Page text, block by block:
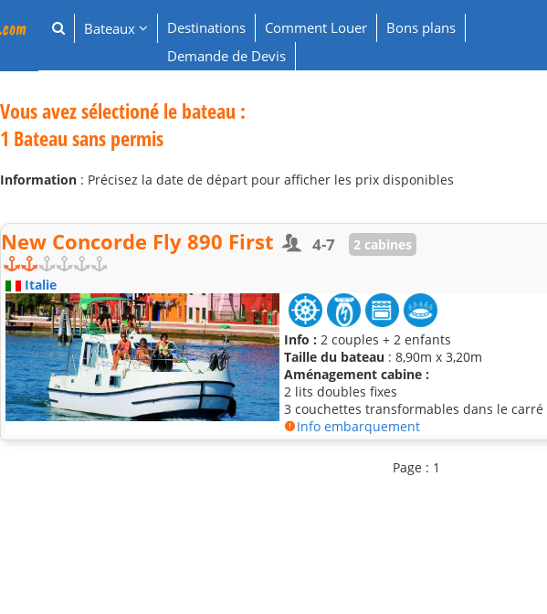
Bateaux Destinations Comment Louer
Bons plans
Demande de Devis
Vous avez sélectioné le bateau :
1 Bateau sans permis
Information : Précisez la date de départ pour afficher les prix disponibles
New Concorde Fly 890 First 4-7 2 cabines
Italie
Info : 2 couples + 2 enfants
Taille du bateau : 8,90m x 3,20m
Aménagement cabine :
2 lits doubles fixes
3 couchettes transformables dans le carré
Info embarquement
Page : 1